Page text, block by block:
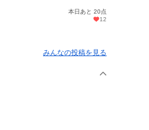
本日あと 20点
12
みんなの投稿を見る